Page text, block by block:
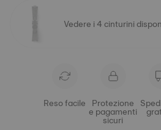
Vedere i 4 cinturini
Reso facile Protezione
e pagamenti
sicuri